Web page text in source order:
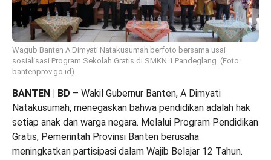
Wagub Banten A Dimyati Natakusumah berfoto bersama usai
sosialisasi Program Sekolah Gratis di SMKN 1 Pandeglang. (Foto:
bantenprov.go id)
BANTEN | BD – Wakil Gubernur Banten, A Dimyati
Natakusumah, menegaskan bahwa pendidikan adalah hak
setiap anak dan warga negara. Melalui Program Pendidikan
Gratis, Pemerintah Provinsi Banten berusaha
meningkatkan partisipasi dalam Wajib Belajar 12 Tahun.